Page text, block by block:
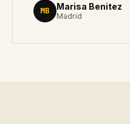
MB Marisa Benitez
Madrid